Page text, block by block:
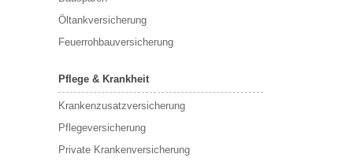
Öltankversicherung
Feuerrohbauversicherung
Pflege & Krankheit
Krankenzusatzversicherung
Pflegeversicherung
Private Krankenversicherung